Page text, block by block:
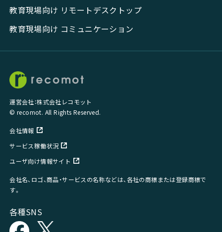
教育現場向け リモートデスクトップ
教育現場向け コミュニケーション
運営会社：株式会社レコモット
© recomot. All Rights Reserved.
会社情報
サービス稼働状況
ユーザ向け情報サイト
会社名、ロゴ、商品・サービスの名称などは、各社の商標または登録商標で
す。
各種SNS